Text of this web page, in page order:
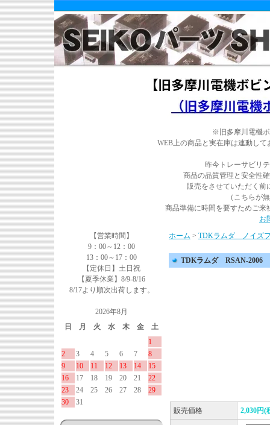
※旧多摩川電機
WEB上の商品と実在庫は連動し
昨今トレーサビリ
商品の品質管理と安全性
販売をさせていただく前
（こちらが
商品準備に時間を要すためご来
お
【営業時間】
9：00～12：00
13：00～17：00
【定休日】土日祝
【夏季休業】8/9-8/16
8/17より順次出荷します。
2026年8月
日
月 火 水 木 金
土
1
2
3 4 5 6 7
8
9
10 11 12 13 14
15
16
17 18 19 20 21
22
23
24 25 26 27 28
29
30
31
ホーム > TDKラムダ ノイズ
TDKラムダ RSAN-2006
販売価格 2,030円(